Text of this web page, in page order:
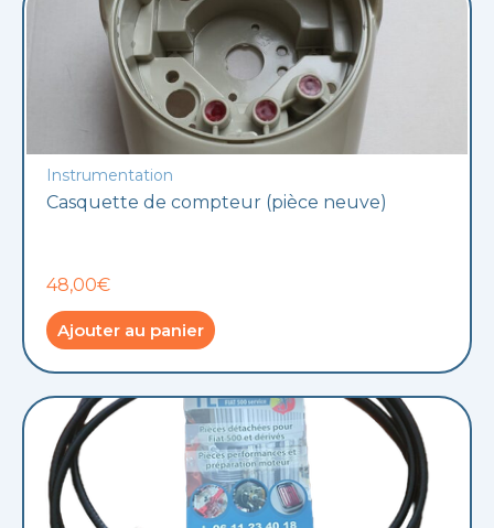
Instrumentation
Casquette de compteur (pièce neuve)
48,00€
Ajouter au panier